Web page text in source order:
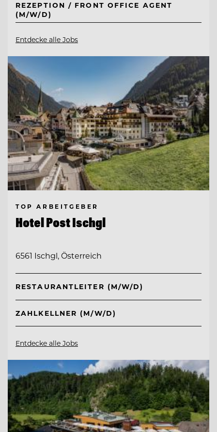
REZEPTION / FRONT OFFICE AGENT
(M/W/D)
Entdecke alle Jobs
TOP ARBEITGEBER
Hotel Post Ischgl
6561 Ischgl, Österreich
RESTAURANTLEITER (M/W/D)
ZAHLKELLNER (M/W/D)
Entdecke alle Jobs